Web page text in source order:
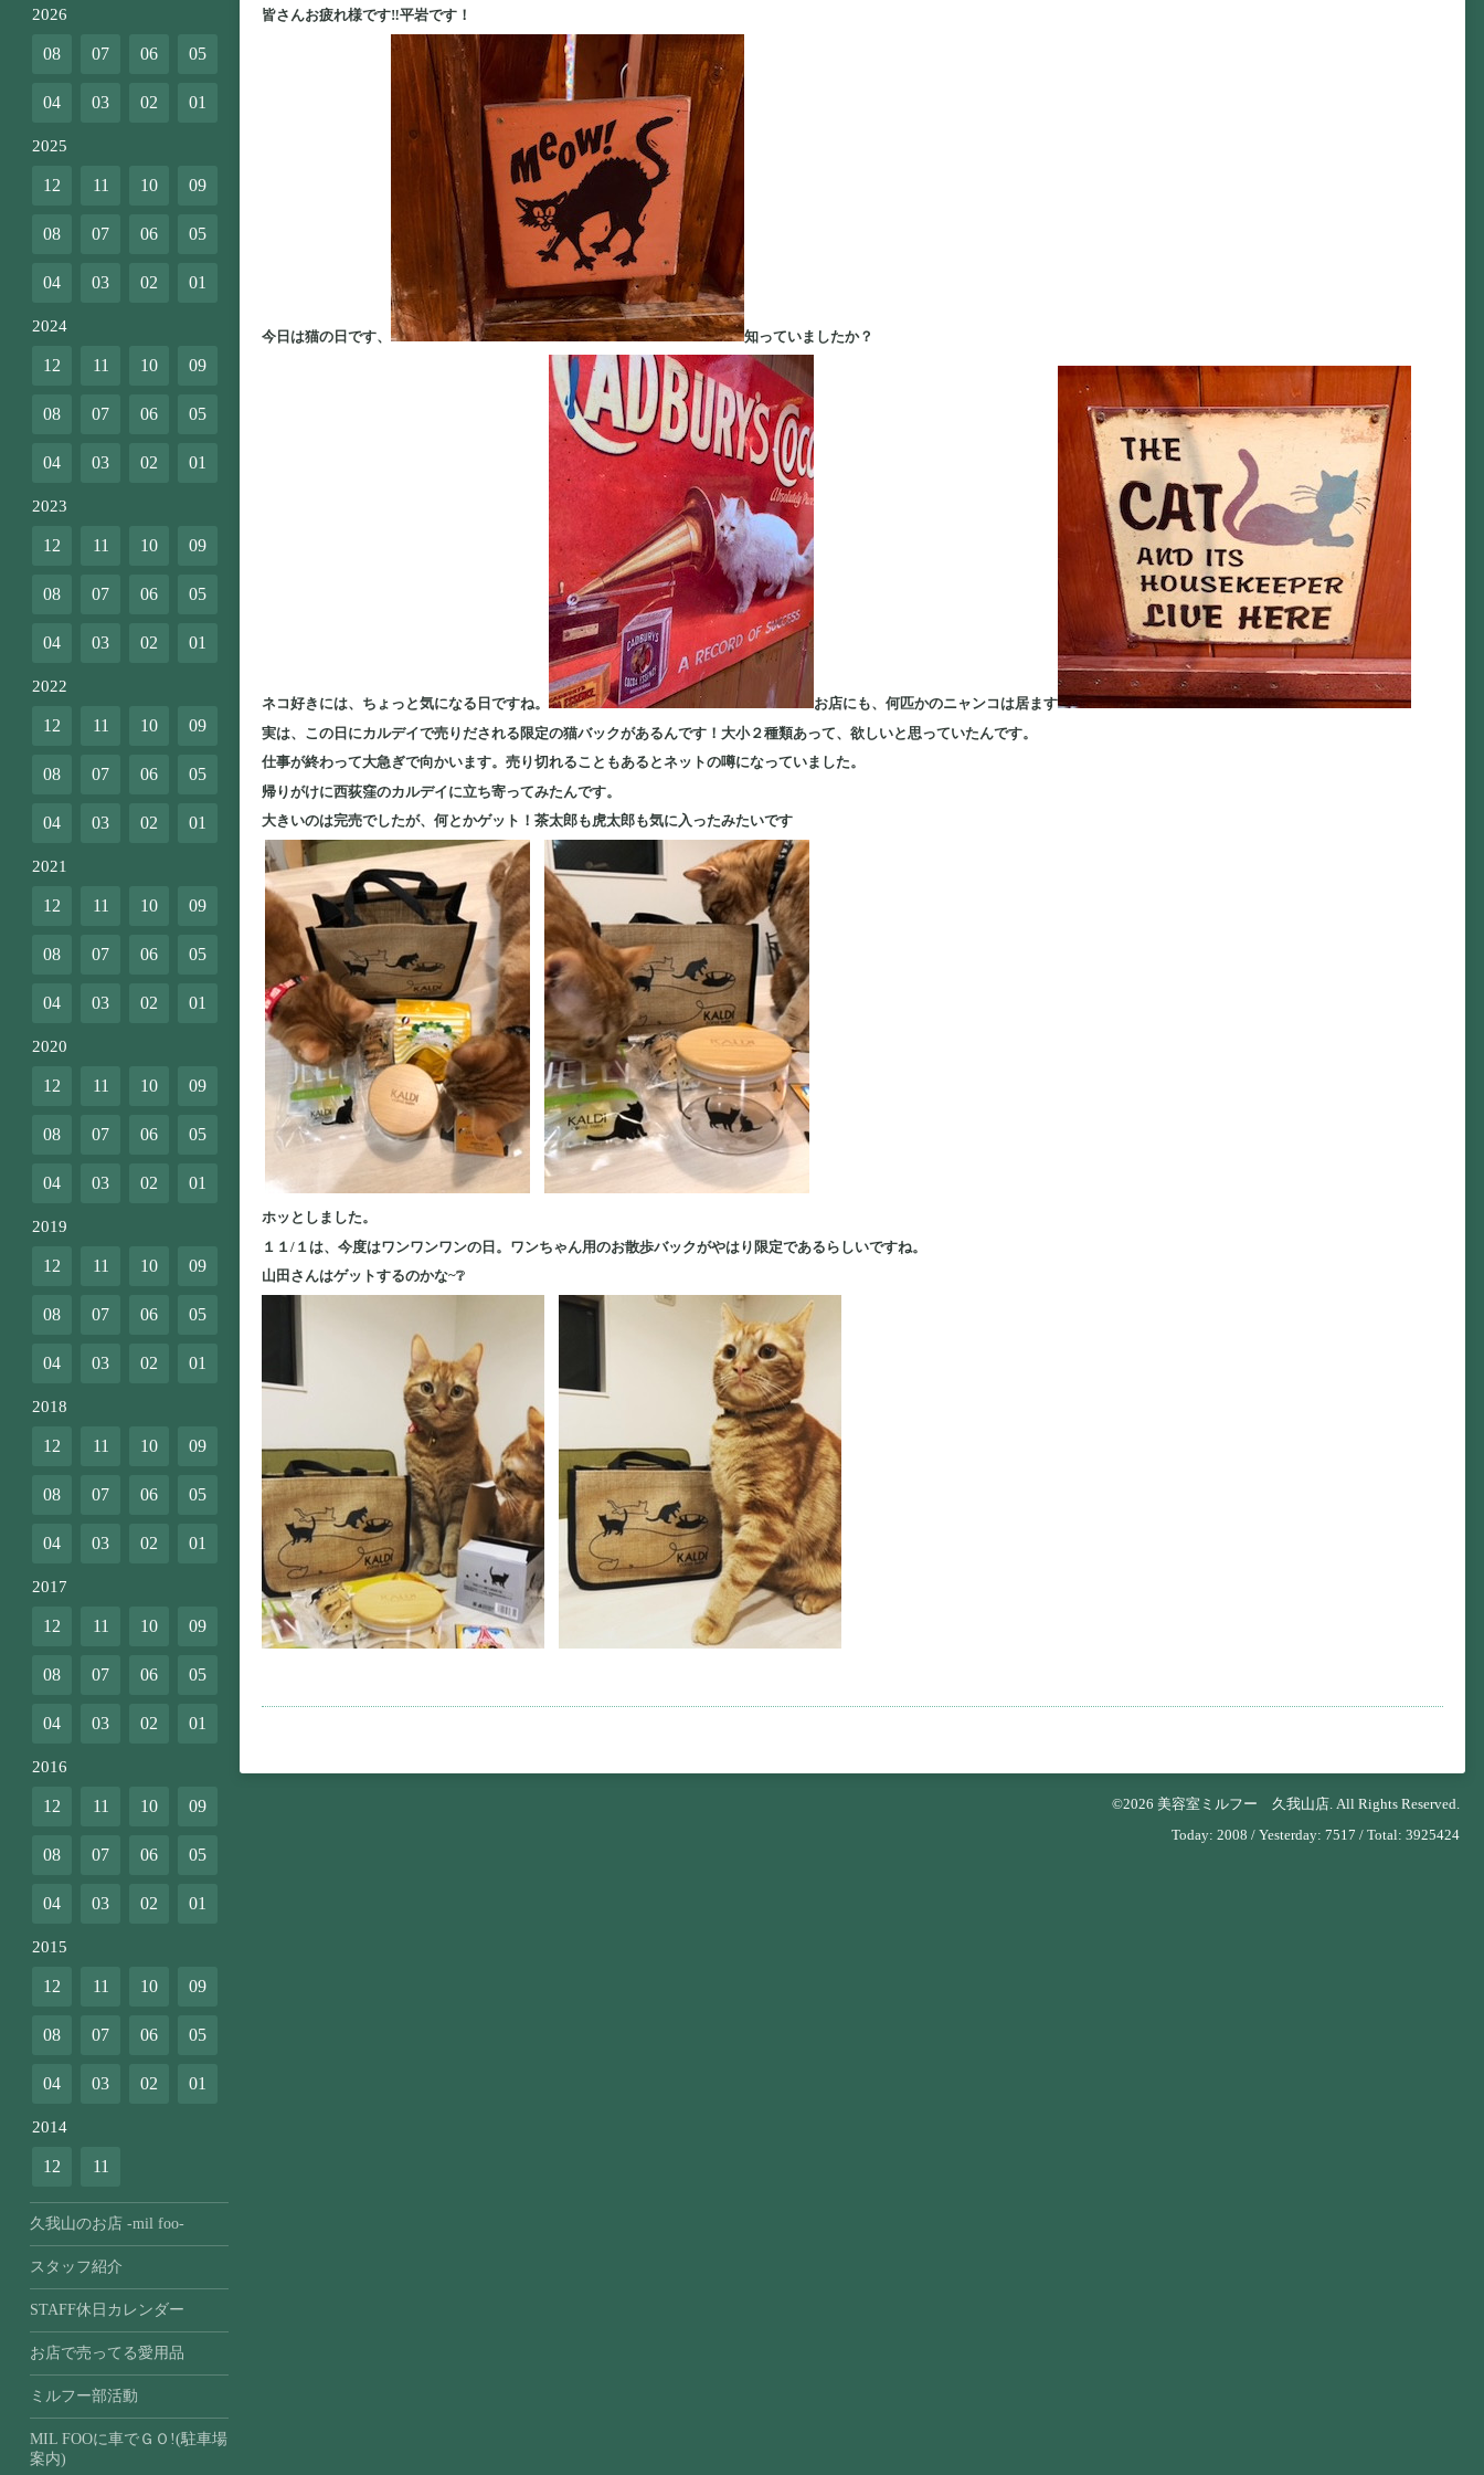
皆さんお疲れ様です‼平岩です！
今日は猫の日です、 知っていましたか？
ネコ好きには、ちょっと気になる日ですね。
お店にも、何匹かのニャンコは居ます
実は、この日にカルデイで売りだされる限定の猫バックがあるんです！大小２種類あって、欲しいと思っていたんです。
仕事が終わって大急ぎで向かいます。売り切れることもあるとネットの噂になっていました。
帰りがけに西荻窪のカルデイに立ち寄ってみたんです。
大きいのは完売でしたが、何とかゲット！茶太郎も虎太郎も気に入ったみたいです
ホッとしました。
１１/１は、今度はワンワンワンの日。ワンちゃん用のお散歩バックがやはり限定であるらしいですね。
山田さんはゲットするのかな~❔
©2026 美容室ミルフー 久我山店. All Rights Reserved.
Today: 2008 / Yesterday: 7517 / Total: 3925424
2026
08 07 06 05
04 03 02 01
2025
12 11 10 09
08 07 06 05
04 03 02 01
2024
12 11 10 09
08 07 06 05
04 03 02 01
2023
12 11 10 09
08 07 06 05
04 03 02 01
2022
12 11 10 09
08 07 06 05
04 03 02 01
2021
12 11 10 09
08 07 06 05
04 03 02 01
2020
12 11 10 09
08 07 06 05
04 03 02 01
2019
12 11 10 09
08 07 06 05
04 03 02 01
2018
12 11 10 09
08 07 06 05
04 03 02 01
2017
12 11 10 09
08 07 06 05
04 03 02 01
2016
12 11 10 09
08 07 06 05
04 03 02 01
2015
12 11 10 09
08 07 06 05
04 03 02 01
2014
12 11
久我山のお店 -mil foo-
スタッフ紹介
STAFF休日カレンダー
お店で売ってる愛用品
ミルフー部活動
MIL FOOに車でＧＯ!(駐車場
案内)